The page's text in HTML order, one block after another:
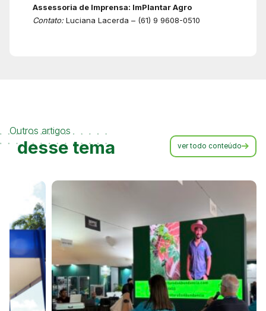
Assessoria de Imprensa: ImPlantar Agro
Contato: Luciana Lacerda – (61) 9 9608-0510
Outros artigos
desse tema ver todo conteúdo